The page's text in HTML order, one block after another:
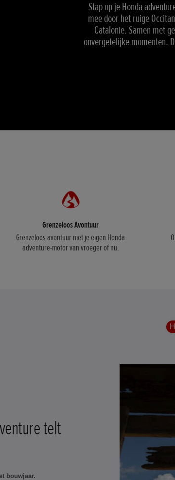
Stap op je Honda
mee door het ruige
Catalonië. Samen met
onvergetelijke momenten.
Grenzeloos Avontuur
Grenzeloos avontuur met je eigen Honda
adventure-motor van vroeger of nu.
telt
bouwjaar.